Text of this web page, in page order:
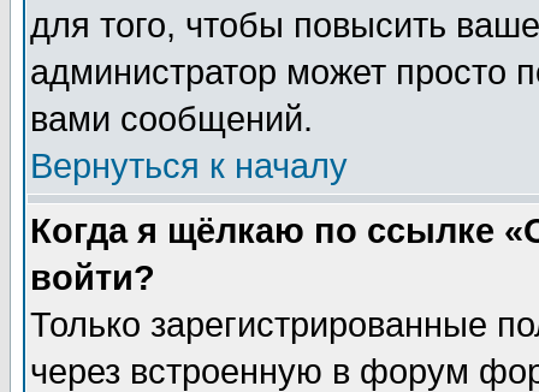
для того, чтобы повысить
администратор может просто
вами сообщений.
Вернуться к началу
Когда я щёлкаю по ссылке
войти?
Только зарегистрированные
через встроенную в форум